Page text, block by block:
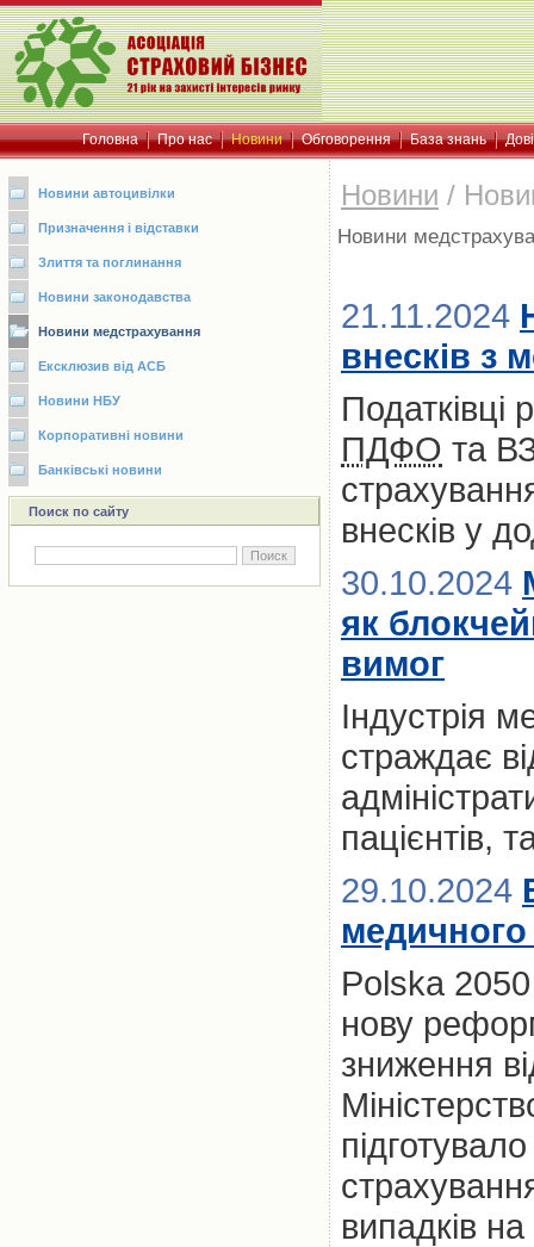
Головна Про нас Новини Обговорення База знань
Новини автоцивілки
Призначення і відставки
Злиття та поглинання
Новини законодавства
Новини медстрахування
Ексклюзив від АСБ
Новини НБУ
Корпоративні новини
Банківські новини
Поиск по сайту
Новини /
Новини
21.11.2024
внесків з
Податківці
ПДФО та
внесків у
30.10.2024
як
вимог
Індустрія
страждає
пацієнтів,
29.10.2024
медичного
Polska 2050
нову
зниження
випадків